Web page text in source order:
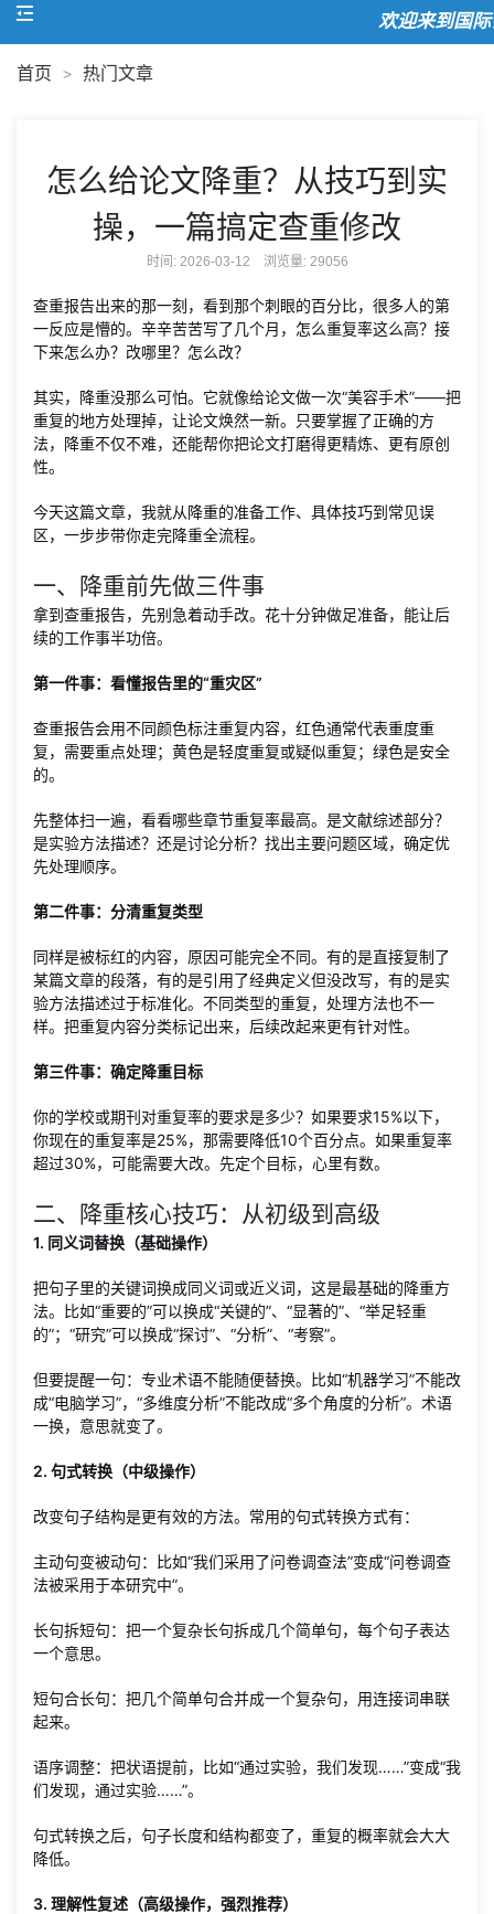
欢迎来到国际会
首页 > 热门文章
怎么给论文降重？从技巧到实
操，一篇搞定查重修改
时间: 2026-03-12 浏览量: 29056
查重报告出来的那一刻，看到那个刺眼的百分比，很多人的第
一反应是懵的。辛辛苦苦写了几个月，怎么重复率这么高？接
下来怎么办？改哪里？怎么改？
其实，降重没那么可怕。它就像给论文做一次“美容手术”——把
重复的地方处理掉，让论文焕然一新。只要掌握了正确的方
法，降重不仅不难，还能帮你把论文打磨得更精炼、更有原创
性。
今天这篇文章，我就从降重的准备工作、具体技巧到常见误
区，一步步带你走完降重全流程。
一、降重前先做三件事
拿到查重报告，先别急着动手改。花十分钟做足准备，能让后
续的工作事半功倍。
第一件事：看懂报告里的“重灾区”
查重报告会用不同颜色标注重复内容，红色通常代表重度重
复，需要重点处理；黄色是轻度重复或疑似重复；绿色是安全
的。
先整体扫一遍，看看哪些章节重复率最高。是文献综述部分？
是实验方法描述？还是讨论分析？找出主要问题区域，确定优
先处理顺序。
第二件事：分清重复类型
同样是被标红的内容，原因可能完全不同。有的是直接复制了
某篇文章的段落，有的是引用了经典定义但没改写，有的是实
验方法描述过于标准化。不同类型的重复，处理方法也不一
样。把重复内容分类标记出来，后续改起来更有针对性。
第三件事：确定降重目标
你的学校或期刊对重复率的要求是多少？如果要求15%以下，
你现在的重复率是25%，那需要降低10个百分点。如果重复率
超过30%，可能需要大改。先定个目标，心里有数。
二、降重核心技巧：从初级到高级
1. 同义词替换（基础操作）
把句子里的关键词换成同义词或近义词，这是最基础的降重方
法。比如“重要的”可以换成“关键的”、“显著的”、“举足轻重
的”；“研究”可以换成“探讨”、“分析”、“考察”。
但要提醒一句：专业术语不能随便替换。比如“机器学习”不能改
成“电脑学习”，“多维度分析”不能改成“多个角度的分析”。术语
一换，意思就变了。
2. 句式转换（中级操作）
改变句子结构是更有效的方法。常用的句式转换方式有：
主动句变被动句：比如“我们采用了问卷调查法”变成“问卷调查
法被采用于本研究中”。
长句拆短句：把一个复杂长句拆成几个简单句，每个句子表达
一个意思。
短句合长句：把几个简单句合并成一个复杂句，用连接词串联
起来。
语序调整：把状语提前，比如“通过实验，我们发现……”变成“我
们发现，通过实验……”。
句式转换之后，句子长度和结构都变了，重复的概率就会大大
降低。
3. 理解性复述（高级操作，强烈推荐）